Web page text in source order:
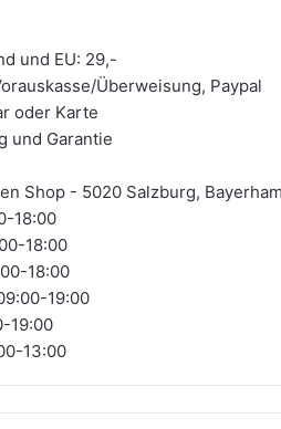
und EU: 29,-
Überweisung, Paypal
oder Karte
und Garantie
Shop - 5020 Salzburg,
18:00
18:00
18:00
19:00
19:00
13:00